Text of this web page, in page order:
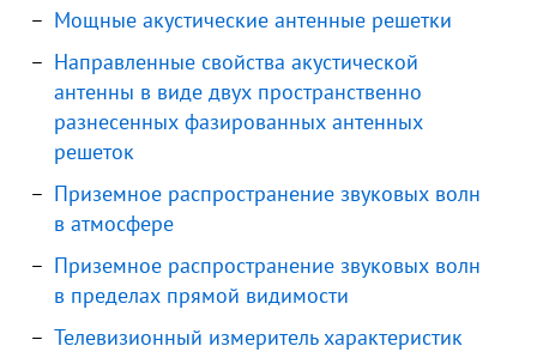
Мощные акустические антенные решетки
Направленные свойства акустической
антенны в виде двух пространственно
разнесенных фазированных антенных
решеток
Приземное распространение звуковых волн
в атмосфере
Приземное распространение звуковых волн
в пределах прямой видимости
Телевизионный измеритель характеристик